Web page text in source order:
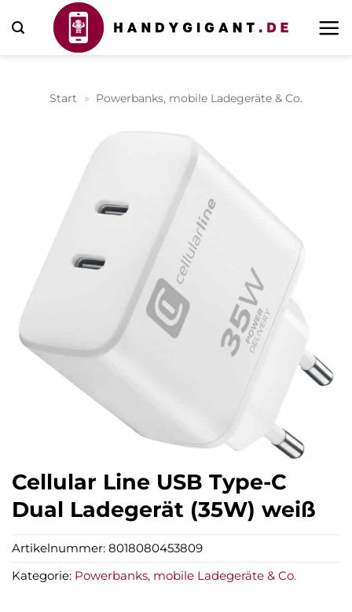
Inhalt
Start » Powerbanks, mobile Ladegeräte & Co.
Cellular Line USB Type-C
Dual Ladegerät (35W) weiß
Artikelnummer: 8018080453809
Kategorie: Powerbanks, mobile Ladegeräte & Co.